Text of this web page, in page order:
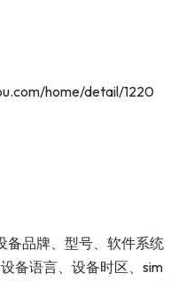
home/detail/1220
备品牌、型号、软件系统
备语言、设备时区、sim